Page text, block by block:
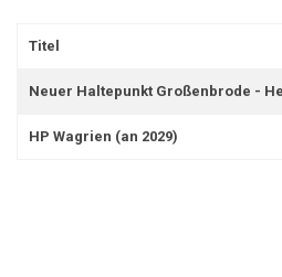
Titel
Neuer Haltepunkt Großenbrode -
HP Wagrien (an 2029)